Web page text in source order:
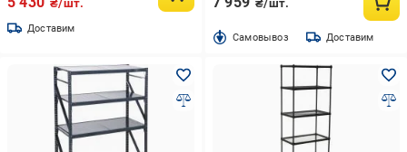
₴/шт.
Доставим
₴/шт.
Cамовывоз Доставим